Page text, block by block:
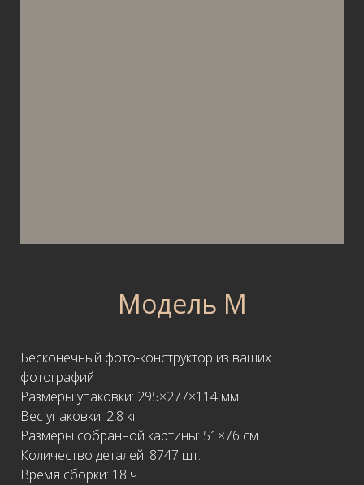
Модель M
Бесконечный фото-конструктор из ваших
фотографий
Размеры упаковки: 295×277×114 мм
Вес упаковки: 2,8 кг
Размеры собранной картины: 51×76 см
Количество деталей: 8747 шт.
Время сборки: 18 ч